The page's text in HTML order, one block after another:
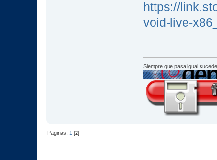
https://
void-live-
Siempre que pasa igual
Páginas: 1 [2]